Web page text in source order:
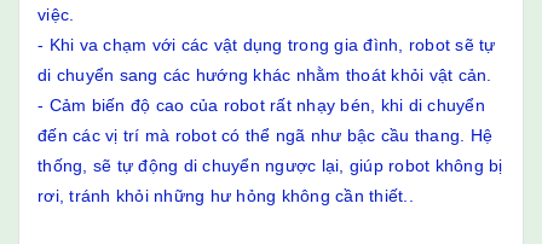
việc.
- Khi va chạm với các vật dụng trong gia đình, robot sẽ tự
di chuyển sang các hướng khác nhằm thoát khỏi vật cản.
- Cảm biến độ cao của robot rất nhạy bén, khi di chuyển
đến các vị trí mà robot có thể ngã như bậc cầu thang. Hệ
thống, sẽ tự động di chuyển ngược lại, giúp robot không bị
rơi, tránh khỏi những hư hỏng không cần thiết..